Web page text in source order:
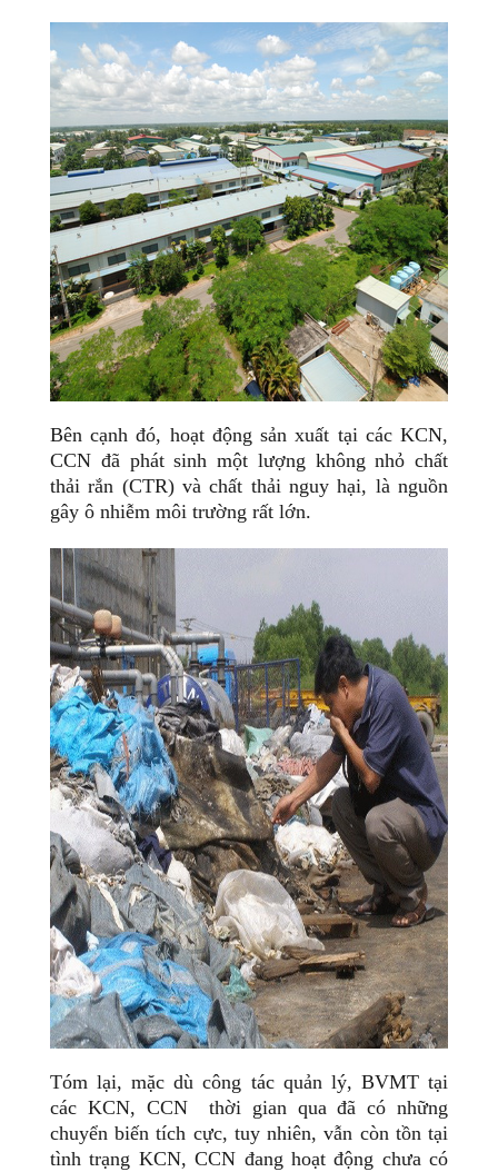
Bên cạnh đó, hoạt động sản xuất tại các KCN,
CCN đã phát sinh một lượng không nhỏ chất
thải rắn (CTR) và chất thải nguy hại, là nguồn
gây ô nhiễm môi trường rất lớn.
Tóm lại, mặc dù công tác quản lý, BVMT tại
các KCN, CCN thời gian qua đã có những
chuyển biến tích cực, tuy nhiên, vẫn còn tồn tại
tình trạng KCN, CCN đang hoạt động chưa có